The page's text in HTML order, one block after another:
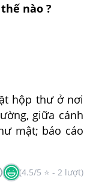
nào ?
hộp thư ở nơi
giữa cánh
mật; báo cáo
(4.5/5 ⭐ - 2 lượt)